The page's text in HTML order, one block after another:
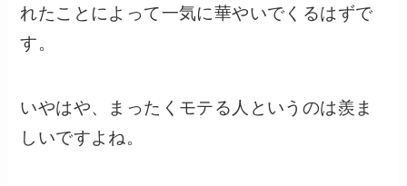
れたことによって一気に華やいでくるはずで
す。
いやはや、まったくモテる人というのは羨ま
しいですよね。